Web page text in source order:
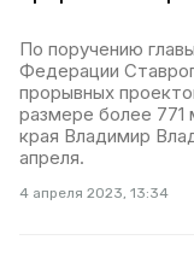
По поручению
Федерации
прорывных
размере более
края Владимир
апреля.
4 апреля 2023, 13:34